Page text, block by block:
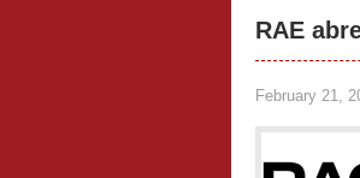
RAE
February 21,